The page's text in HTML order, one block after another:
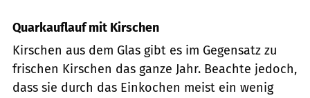
Quarkauflauf mit Kirschen
Kirschen aus dem Glas gibt es im Gegensatz zu
frischen Kirschen das ganze Jahr. Beachte jedoch,
dass sie durch das Einkochen meist ein wenig